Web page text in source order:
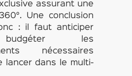
assurant une
Une conclusion
: il faut anticiper
les
nécessaires
lancer dans le multi-